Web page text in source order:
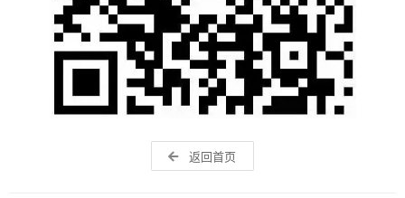
返回首页